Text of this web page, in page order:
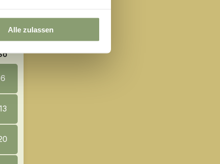
Alle zulassen
6